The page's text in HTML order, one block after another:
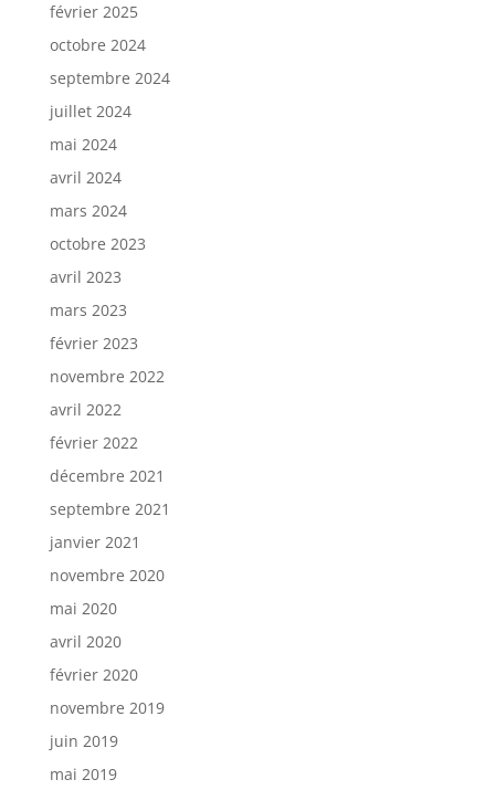
février 2025
octobre 2024
septembre 2024
juillet 2024
mai 2024
avril 2024
mars 2024
octobre 2023
avril 2023
mars 2023
février 2023
novembre 2022
avril 2022
février 2022
décembre 2021
septembre 2021
janvier 2021
novembre 2020
mai 2020
avril 2020
février 2020
novembre 2019
juin 2019
mai 2019